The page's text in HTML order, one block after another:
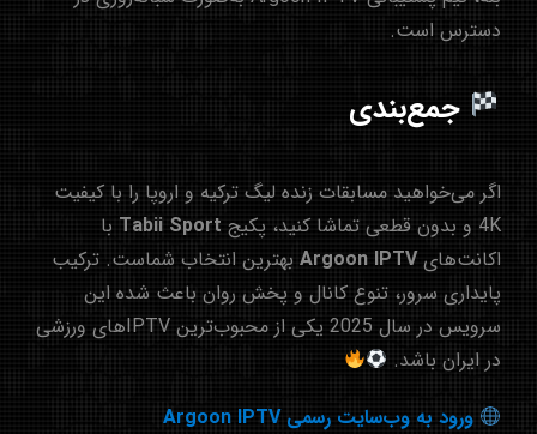
دسترس است.
جمع‌بندی
اگر می‌خواهید مسابقات زنده لیگ ترکیه و اروپا را با کیفیت
4K و بدون قطعی تماشا کنید، پکیج
Tabii Sport
با
اکانت‌هایArgoon IPTV بهترین انتخاب شماست. ترکیب
پایداری سرور، تنوع کانال و پخش روان باعث شده این
سرویس در سال 2025 یکی از محبوب‌ترین IPTVهای ورزشی
در ایران باشد.
ورود به وب‌سایت رسمی Argoon IPTV